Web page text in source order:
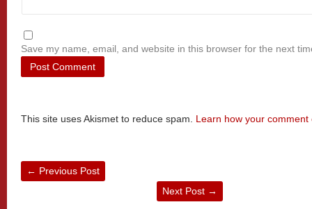
Save my name, email, and website in this browser for the next
This site uses Akismet to reduce spam. Learn how your
← Previous Post
Next Post →